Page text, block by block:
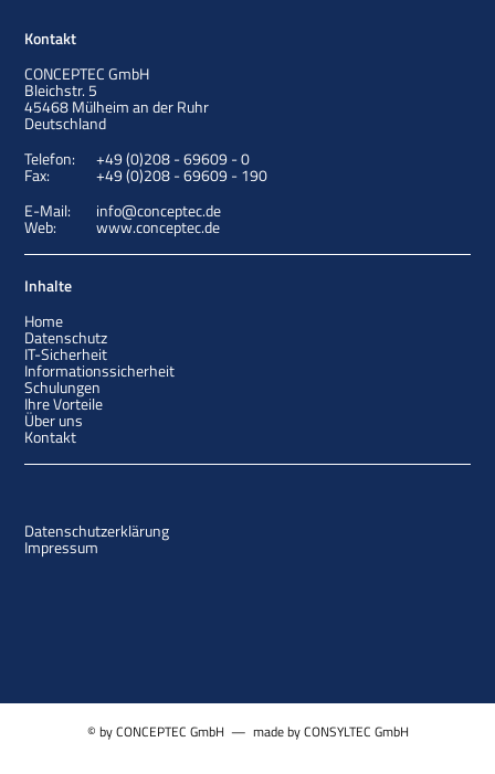
Kontakt
CONCEPTEC GmbH
Bleichstr. 5
45468Mülheim an der Ruhr
Deutschland
Telefon:
+49 (0)208 - 69609 - 0
Fax:
+49 (0)208 - 69609 - 190
E-Mail:
info@conceptec.de
Web: www.conceptec.de
Inhalte
Home
Datenschutz
IT-Sicherheit
Informationssicherheit
Schulungen
Ihre Vorteile
Über uns
Kontakt
Datenschutzerklärung
Impressum
© by CONCEPTEC GmbH — made by CONSYLTEC GmbH